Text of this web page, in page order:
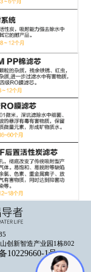
创新智造产业园1栋802
10229660-1号